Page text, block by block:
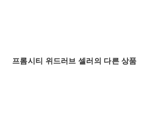
프롬시티 위드러브 셀러의 다른 상품